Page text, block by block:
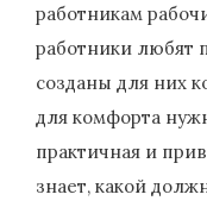
работникам
работники любят
созданы для них
для комфорта
практичная и
знает, какой